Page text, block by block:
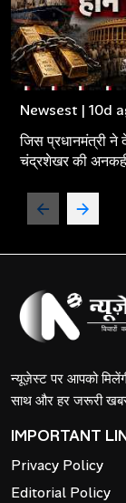
Newsest | 10d
जिस प्रधानमंत्री
चंद्रशेखर की
न्यूज़ेस्ट पर आपको
साथ और हर जरूरी
IMPORTANT
Privacy Policy
Editorial Policy